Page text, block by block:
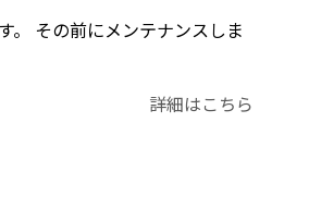
。 その前にメンテナンスしま
詳細はこちら